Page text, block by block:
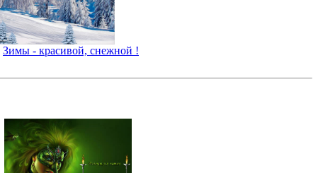
Зимы - красивой, снежной !